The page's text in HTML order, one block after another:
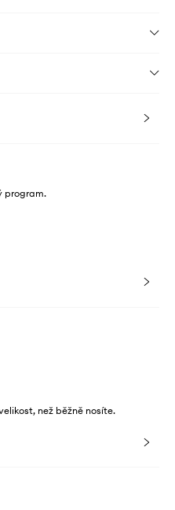
program.
než běžně nosíte.